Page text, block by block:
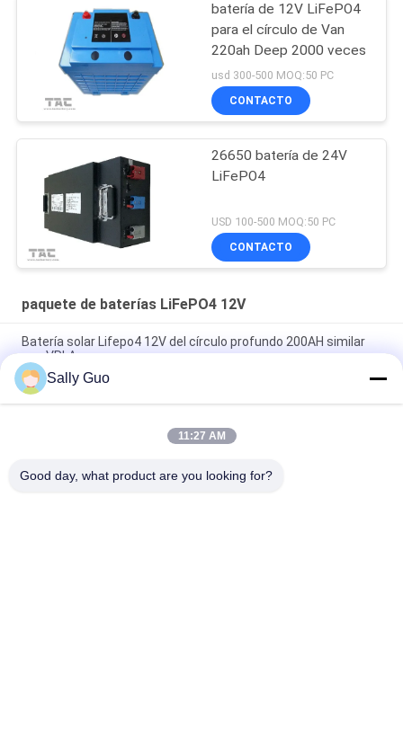
batería de 12V LiFePO4
para el círculo de Van
220ah Deep 2000 veces
usd 300-500 MOQ:50 PC
CONTACTO
26650 batería de 24V
LiFePO4
USD 100-500 MOQ:50 PC
CONTACTO
paquete de baterías LiFePO4 12V
Batería solar Lifepo4 12V del círculo profundo 200AH similar
con VRLA
batería de 7.2Ah 12V LifePO4 para el reemplazo de plomo
ligero de respaldo y solar
Batería de iones de litio de alta temperatura 12V 20AH 40135
Sally Guo
11:27 AM
Good day, what product are you looking for?